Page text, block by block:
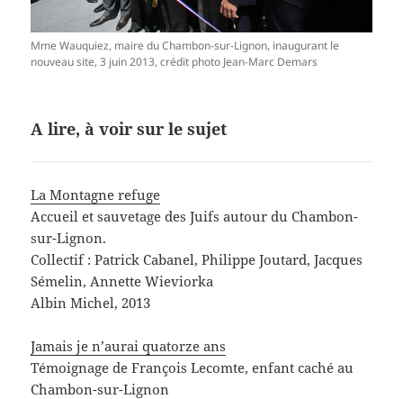
Mme Wauquiez, maire du Chambon-sur-Lignon, inaugurant le
nouveau site, 3 juin 2013, crédit photo Jean-Marc Demars
A lire, à voir sur le sujet
La Montagne refuge
Accueil et sauvetage des Juifs autour du Chambon-
sur-Lignon.
Collectif : Patrick Cabanel, Philippe Joutard, Jacques
Sémelin, Annette Wieviorka
Albin Michel, 2013
Jamais je n’aurai quatorze ans
Témoignage de François Lecomte, enfant caché au
Chambon-sur-Lignon